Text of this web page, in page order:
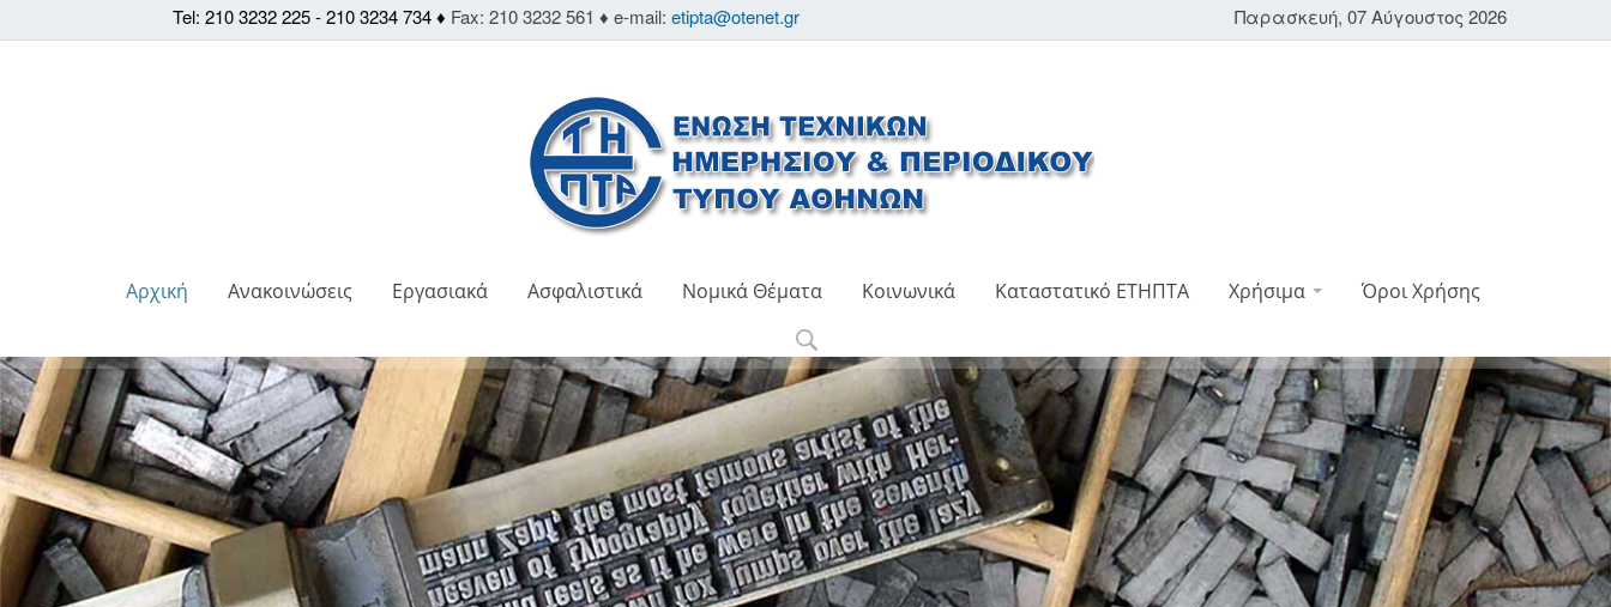
Παρασκευή, 07 Αύγουστος 2026
Tel: 210 3232 225 - 210 3234 734 ♦ Fax: 210 3232 561 ♦ e-mail: etipta@otenet.gr
Αρχική Ανακοινώσεις Εργασιακά Ασφαλιστικά Νομικά Θέματα Κοινωνικά Καταστατικό ΕΤΗΠΤΑ Χρήσιμα Όροι Χρήσης